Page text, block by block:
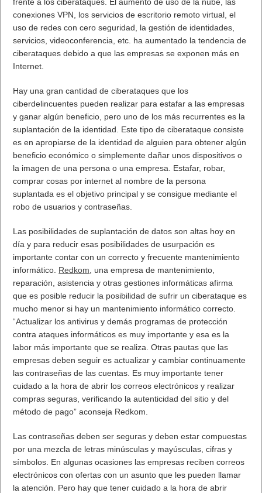
conexiones VPN, los servicios de escritorio remoto virtual, el
uso de redes con cero seguridad, la gestión de identidades,
servicios, videoconferencia, etc. ha aumentado la tendencia de
ciberataques debido a que las empresas se exponen más en
Internet.
Hay una gran cantidad de ciberataques que los
ciberdelincuentes pueden realizar para estafar a las empresas
y ganar algún beneficio, pero uno de los más recurrentes es la
suplantación de la identidad. Este tipo de ciberataque consiste
es en apropiarse de la identidad de alguien para obtener algún
beneficio económico o simplemente dañar unos dispositivos o
la imagen de una persona o una empresa. Estafar, robar,
comprar cosas por internet al nombre de la persona
suplantada es el objetivo principal y se consigue mediante el
robo de usuarios y contraseñas.
Las posibilidades de suplantación de datos son altas hoy en
día y para reducir esas posibilidades de usurpación es
importante contar con un correcto y frecuente mantenimiento
informático. Redkom , una empresa de mantenimiento,
reparación, asistencia y otras gestiones informáticas afirma
que es posible reducir la posibilidad de sufrir un ciberataque es
mucho menor si hay un mantenimiento informático correcto.
“Actualizar los antivirus y demás programas de protección
contra ataques informáticos es muy importante y esa es la
labor más importante que se realiza. Otras pautas que las
empresas deben seguir es actualizar y cambiar continuamente
las contraseñas de las cuentas. Es muy importante tener
cuidado a la hora de abrir los correos electrónicos y realizar
compras seguras, verificando la autenticidad del sitio y del
método de pago” aconseja Redkom.
Las contraseñas deben ser seguras y deben estar compuestas
por una mezcla de letras minúsculas y mayúsculas, cifras y
símbolos. En algunas ocasiones las empresas reciben correos
electrónicos con ofertas con un asunto que les pueden llamar
la atención. Pero hay que tener cuidado a la hora de abrir